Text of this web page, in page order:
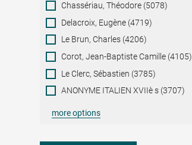
Chassériau, Théodore (5078)
Delacroix, Eugène (4719)
Le Brun, Charles (4206)
Corot, Jean-Baptiste Camille (4105)
Le Clerc, Sébastien (3785)
ANONYME ITALIEN XVIIè s (3707)
more options